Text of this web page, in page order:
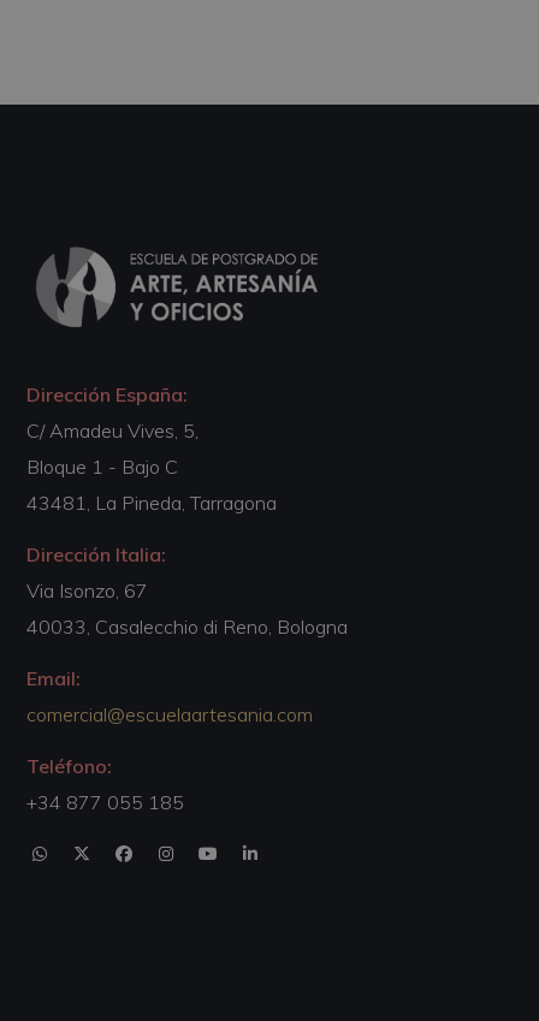
Dirección España:
C/ Amadeu Vives, 5,
Bloque 1 - Bajo C
43481, La Pineda, Tarragona
Dirección Italia:
Via Isonzo, 67
40033, Casalecchio di Reno, Bologna
Email:
comercial@escuelaartesania.com
Teléfono:
+34 877 055 185